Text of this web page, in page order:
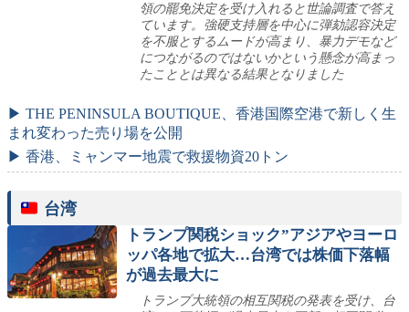
領の罷免決定を受け入れると世論調査で答え
ています。強硬支持層を中心に弾劾認容決定
を不服とするムードが高まり、暴力デモなど
につながるのではないかという懸念が高まっ
たこととは異なる結果となりました
▶ THE PENINSULA BOUTIQUE、香港国際空港で新しく生
まれ変わった売り場を公開
▶ 香港、ミャンマー地震で救援物資20トン
台湾
トランプ関税ショック”アジアやヨーロ
ッパ各地で拡大…台湾では株価下落幅
が過去最大に
トランプ大統領の相互関税の発表を受け、台